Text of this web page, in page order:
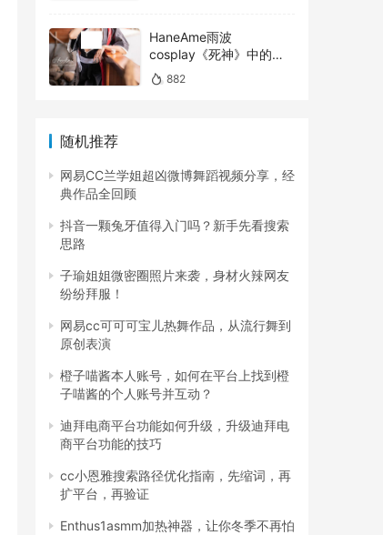
HaneAme雨波
cosplay《死神》中的松
本乱菊
882
随机推荐
网易CC兰学姐超凶微博舞蹈视频分享，经
典作品全回顾
抖音一颗兔牙值得入门吗？新手先看搜索
思路
子瑜姐姐微密圈照片来袭，身材火辣网友
纷纷拜服！
网易cc可可可宝儿热舞作品，从流行舞到
原创表演
橙子喵酱本人账号，如何在平台上找到橙
子喵酱的个人账号并互动？
迪拜电商平台功能如何升级，升级迪拜电
商平台功能的技巧
cc小恩雅搜索路径优化指南，先缩词，再
扩平台，再验证
Enthus1asmm加热神器，让你冬季不再怕